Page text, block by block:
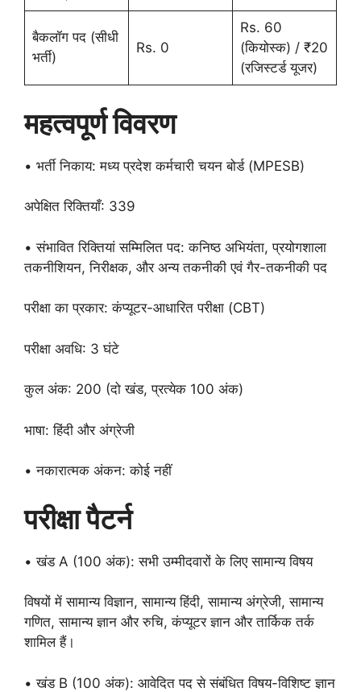
बैकलॉग पद (सीधी
भर्ती)
Rs. 0
Rs. 60
(कियोस्क) / ₹20
(रजिस्टर्ड यूजर)
महत्वपूर्ण विवरण
• भर्ती निकाय: मध्य प्रदेश कर्मचारी चयन बोर्ड (MPESB)
अपेक्षित रिक्तियाँ: 339
• संभावित रिक्तियां सम्मिलित पद: कनिष्ठ अभियंता, प्रयोगशाला
तकनीशियन, निरीक्षक, और अन्य तकनीकी एवं गैर-तकनीकी पद
परीक्षा का प्रकार: कंप्यूटर-आधारित परीक्षा (CBT)
परीक्षा अवधि: 3 घंटे
कुल अंक: 200 (दो खंड, प्रत्येक 100 अंक)
भाषा: हिंदी और अंग्रेजी
• नकारात्मक अंकन: कोई नहीं
परीक्षा पैटर्न
• खंड A (100 अंक): सभी उम्मीदवारों के लिए सामान्य विषय
विषयों में सामान्य विज्ञान, सामान्य हिंदी, सामान्य अंग्रेजी, सामान्य
गणित, सामान्य ज्ञान और रुचि, कंप्यूटर ज्ञान और तार्किक तर्क
शामिल हैं।
• खंड B (100 अंक): आवेदित पद से संबंधित विषय-विशिष्ट ज्ञान